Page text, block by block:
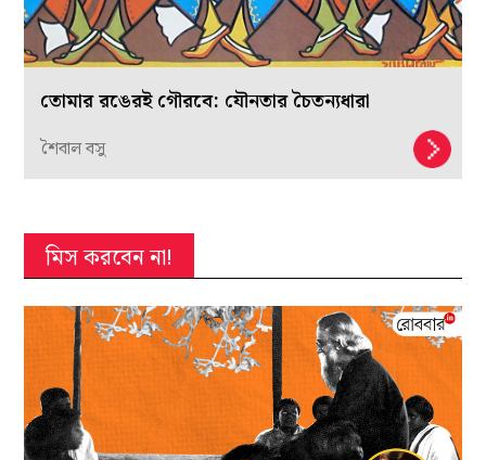
তোমার রঙেরই গৌরবে: যৌনতার চৈতন্যধারা
শৈবাল বসু
মিস করবেন না!